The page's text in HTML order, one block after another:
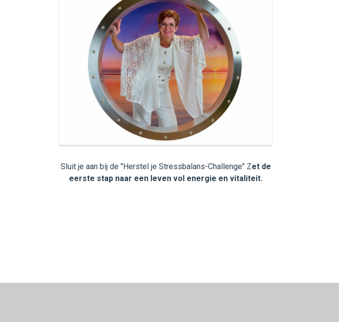
Sluit je aan bij de "Herstel je Stressbalans-Challenge" Zet de
eerste stap naar een leven vol energie en vitaliteit.